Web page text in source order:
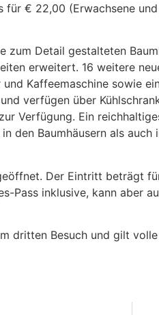
€ 22,00 (Erwachsene
zum Detail gestalteten
erweitert. 16 weitere
Kaffeemaschine sowie
verfügen über
Verfügung. Ein
den Baumhäusern als auch
Der Eintritt beträgt
Pass inklusive, kann
dritten Besuch und gilt